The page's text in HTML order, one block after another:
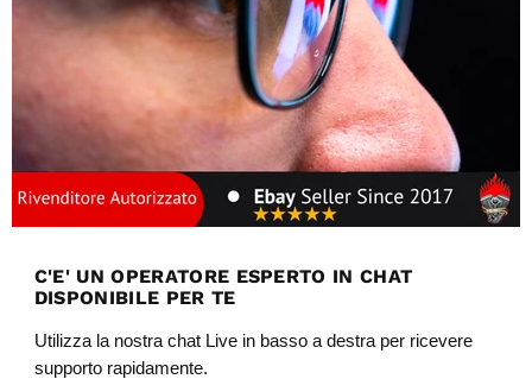
C'E' UN OPERATORE ESPERTO IN CHAT
DISPONIBILE PER TE
Utilizza la nostra chat Live in basso a destra per ricevere
supporto rapidamente.